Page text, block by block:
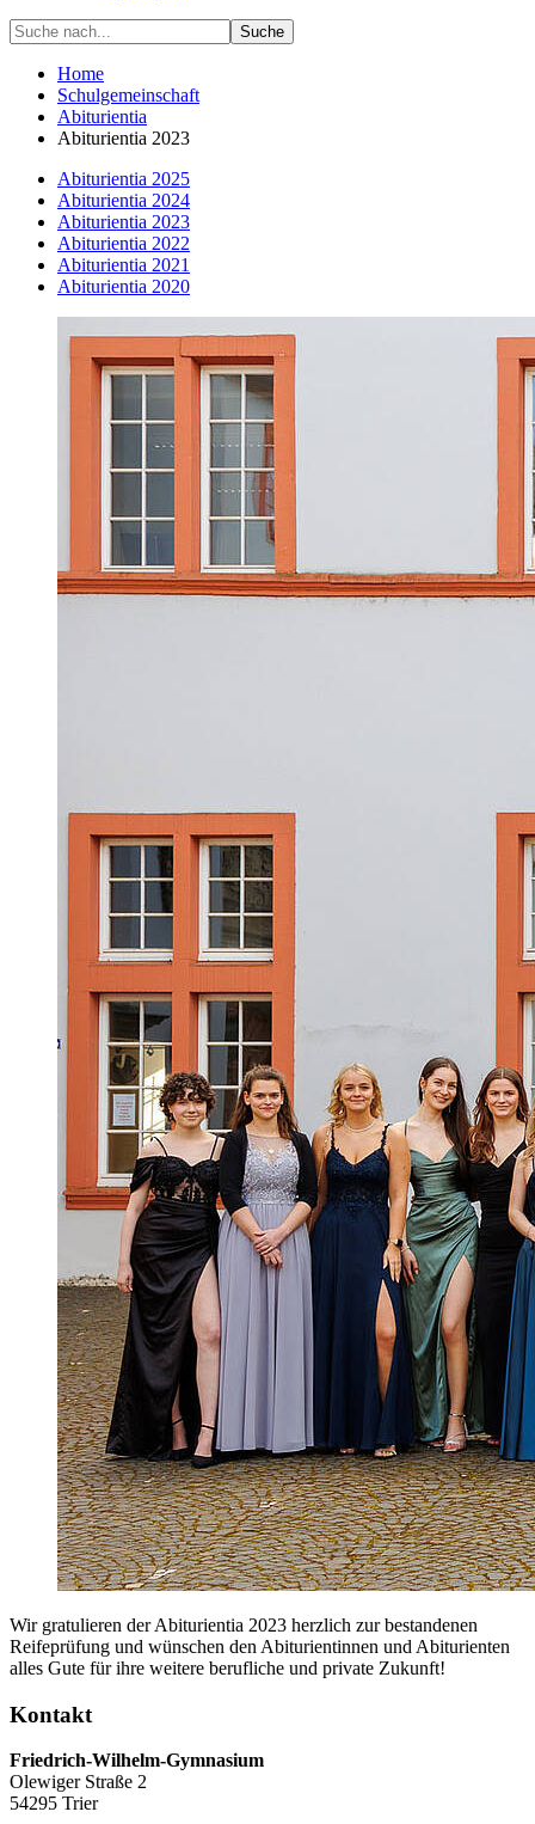
Suche
Home
Schulgemeinschaft
Abiturientia
Abiturientia 2023
Abiturientia 2025
Abiturientia 2024
Abiturientia 2023
Abiturientia 2022
Abiturientia 2021
Abiturientia 2020
Wir gratulieren der Abiturientia 2023 herzlich zur bestandenen
Reifeprüfung und wünschen den Abiturientinnen und Abiturienten
alles Gute für ihre weitere berufliche und private Zukunft!
Kontakt
Friedrich-Wilhelm-Gymnasium
Olewiger Straße 2
54295 Trier